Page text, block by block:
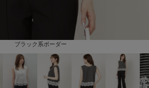
ブラック系ボーダー
オフホワイト系ボーダー
サックス系ボーダー
：H163cm 着用サイズ：Fサイズ
：H163cm 着用サイズ：Fサイズ
：H163cm 着用サイズ：Fサイズ
：H163cm 着用サイズ：Fサイズ
：H163cm 着用サイズ：Fサイズ
：H163cm 着用サイズ：Fサイズ
：H163cm 着用サイズ：Fサイズ
：H163cm 着用サイズ：Fサイズ
：H163cm 着用サイズ：Fサイズ
：H163cm 着用サイズ：Fサイズ
：H163cm 着用サイズ：Fサイズ
：H163cm 着用サイズ：Fサイズ